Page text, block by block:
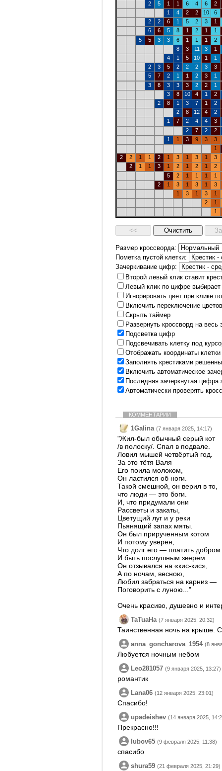
2
5 1 1 6 4 6
2
1
4 2 2 10
6
2
2 6 1 5 2 3
1
6
6 5 8 1 2 1
1
5
5 3 3 6 1 1 1
2
8
3 11 3
1
4
1 5 10 1
1
2
3 5 2 2 2 3
3
5
7 2 1 1 2 3
1
3
8 3 3 3 2 2
1
3
8 10 4 1
2
2
8 1 3 7 1
2
2
8 12 4
2
1
7 2 4 4
3
2
7 2
2
1
1 3 9 3
3
1
2
2 1 1 2 1 3 1 3 1
3
2
1 1 3 1 2 1 2 1
2
5
2 1 1 1
1
2
1 3 1 3 1
3
1
3 1 3
1
2
1
1
Размер кроссворда:
Пометка пустой клетки:
Зачеркивание цифр:
Второй левый клик ставит
Левый клик по цифре выбирает
Игнорировать цвет при клике
Включить переключение
Скрыть таймер
Развернуть кроссворд на
Подсветка цифр
Подсвечивать клетку под
Отображать координаты
Заполнять крестиками
Включить автоматическое
Последняя зачеркнутая цифра
Автоматически проверять
КОММЕНТАРИИ
1Galina (7 января 2025, 14:17)
"Жил-был обычный серый кот
/в полоску/. Спал в подвале.
Ловил мышей четвёртый год.
За это тётя Валя
Его поила молоком,
Он ластился об ноги.
Такой смешной, он верил в то,
что люди — это боги.
И, что придумали они
Рассветы и закаты,
Цветущий луг и у реки
Пьянящий запах мяты.
Он был прирученным котом
И потому уверен,
Что долг его — платить добром
И быть послушным зверем.
Он отзывался на «кис-кис»,
А по ночам, весною,
Любил забраться на карниз —
Поговорить с луною..."
Очень красиво, душевно и
TaTuaHa (7 января 2025, 20:32)
Таинственная ночь на крыше.
anna_goncharova_1954 (8
Любуется ночным небом
Leo281057 (9 января 2025, 13:27)
романтик
Lana06 (12 января 2025, 23:01)
Спасибо!
upadeishev (14 января 2025,
Прекрасно!!!
lubov65 (9 февраля 2025, 11:38)
спасибо
shura59 (21 февраля 2025, 21:29)